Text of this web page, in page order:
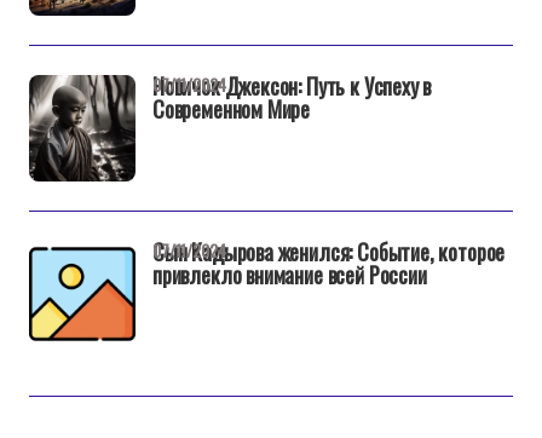
Новичок Джексон: Путь к Успеху в
Современном Мире
07/11/2024
Сын Кадырова женился: Событие, которое
привлекло внимание всей России
07/11/2024